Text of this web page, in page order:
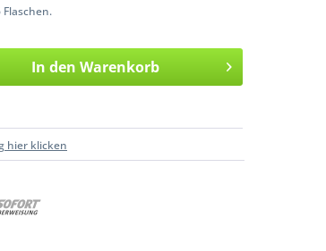
In den Warenkorb
hier klicken